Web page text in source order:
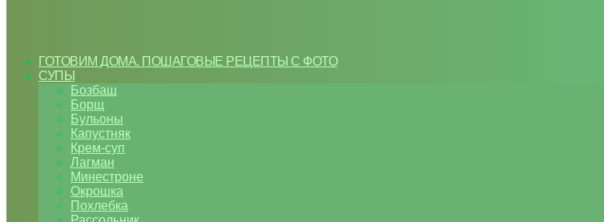
ГОТОВИМ ДОМА. ПОШАГОВЫЕ РЕЦЕПТЫ С ФОТО
СУПЫ
Бозбаш
Борщ
Бульоны
Капустняк
Крем-суп
Лагман
Минестроне
Окрошка
Похлебка